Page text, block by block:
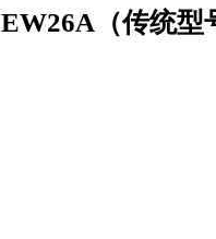
EW26A（传统型